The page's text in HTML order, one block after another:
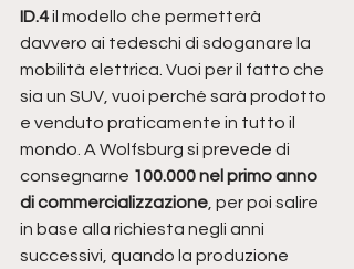
ID.4 il modello che permetterà
davvero ai tedeschi di sdoganare la
mobilità elettrica. Vuoi per il fatto che
sia un SUV, vuoi perché sarà prodotto
e venduto praticamente in tutto il
mondo. A Wolfsburg si prevede di
consegnarne 100.000 nel primo anno
di commercializzazione , per poi salire
in base alla richiesta negli anni
successivi, quando la produzione